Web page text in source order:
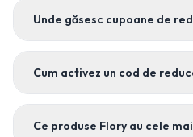
Unde găsesc cupoane de
Cum activez un cod de
Ce produse Flory au cele